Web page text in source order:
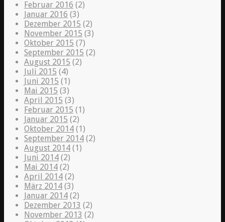
Februar 2016 (2)
Januar 2016 (3)
Dezember 2015 (2)
November 2015 (3)
Oktober 2015 (7)
September 2015 (2)
August 2015 (2)
Juli 2015 (4)
Juni 2015 (1)
Mai 2015 (3)
April 2015 (3)
Februar 2015 (1)
Januar 2015 (2)
Oktober 2014 (1)
September 2014 (2)
August 2014 (1)
Juni 2014 (2)
Mai 2014 (2)
April 2014 (2)
März 2014 (3)
Januar 2014 (2)
Dezember 2013 (2)
November 2013 (2)